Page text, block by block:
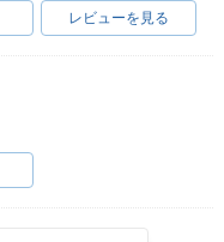
レビューを見る